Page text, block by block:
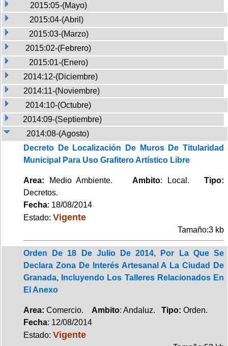
2015:05-(Mayo)
2015:04-(Abril)
2015:03-(Marzo)
2015:02-(Febrero)
2015:01-(Enero)
2014:12-(Diciembre)
2014:11-(Noviembre)
2014:10-(Octubre)
2014:09-(Septiembre)
2014:08-(Agosto)
Decreto De Localización De Muros De Titularidad
Municipal Para Uso Grafitero Artístico Libre
Area: Medio Ambiente.Ambito: Local.Tipo:
Decretos.
Fecha: 18/08/2014
Estado: Vigente
Tamaño:3 kb
Orden De 18 De Julio De 2014, Por La Que Se
Declara Zona De Interés Artesanal A La Ciudad De
Granada, Incluyendo Los Talleres Relacionados En
El Anexo
Area: Comercio. Ambito: Andaluz. Tipo: Orden.
Fecha: 12/08/2014
Estado: Vigente